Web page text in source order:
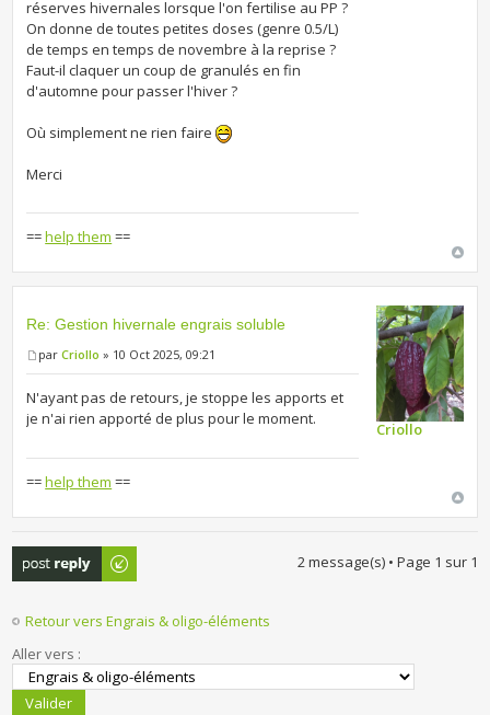
réserves hivernales lorsque l'on fertilise au PP ?
On donne de toutes petites doses (genre 0.5/L)
de temps en temps de novembre à la reprise ?
Faut-il claquer un coup de granulés en fin
d'automne pour passer l'hiver ?
Où simplement ne rien faire
Merci
==help them ==
Re: Gestion hivernale engrais soluble
parCriollo » 10 Oct 2025, 09:21
N'ayant pas de retours, je stoppe les apports et
je n'ai rien apporté de plus pour le moment.
==help them ==
Criollo
Publier une
réponse
2 message(s) • Page 1 sur 1
Retour vers Engrais & oligo-éléments
Aller vers :